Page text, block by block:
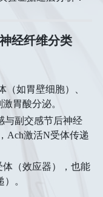
经纤维分类
（如胃壁细胞）、
胃酸分泌。
与副交感节后神经
Ach激活N受体传递
体（效应器），也能
。